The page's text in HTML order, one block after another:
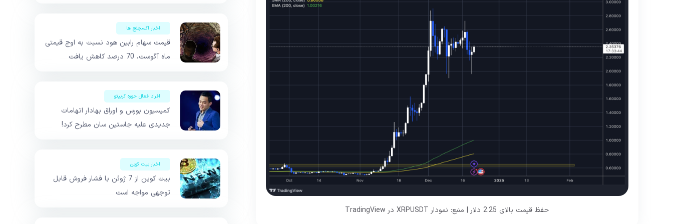
حفظ قیمت بالای 2.25 دلار | منبع: نمودار XRPUSDT در TradingView
اخبار اکسچنج ها
قیمت سهام رابین هود نسبت به اوج قیمتی
ماه آگوست، 70 درصد کاهش یافت
افراد فعال حوزه کریپتو
کمیسیون بورس و اوراق بهادار اتهامات
جدیدی علیه جاستین سان مطرح کرد!
اخبار بیت کوین
بیت کوین از 7 ژوئن با فشار فروش قابل
توجهی مواجه است